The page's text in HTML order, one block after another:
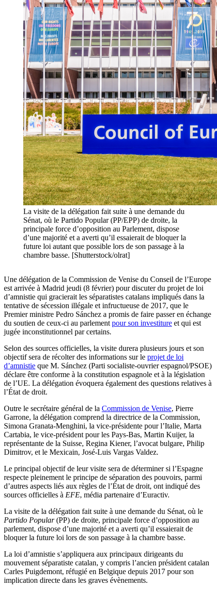
La visite de la délégation fait suite à une demande du
Sénat, où le Partido Popular (PP/EPP) de droite, la
principale force d’opposition au Parlement, dispose
d’une majorité et a averti qu’il essaierait de bloquer la
future loi autant que possible lors de son passage à la
chambre basse. [Shutterstock/olrat]
Une délégation de la Commission de Venise du Conseil de l’Europe
est arrivée à Madrid jeudi (8 février) pour discuter du projet de loi
d’amnistie qui gracierait les séparatistes catalans impliqués dans la
tentative de sécession illégale et infructueuse de 2017, que le
Premier ministre Pedro Sánchez a promis de faire passer en échange
du soutien de ceux-ci au parlement pour son investiture et qui est
jugée inconstitutionnel par certains.
Selon des sources officielles, la visite durera plusieurs jours et son
objectif sera de récolter des informations sur le projet de loi
d’amnistie que M. Sánchez (Parti socialiste-ouvrier espagnol/PSOE)
déclare être conforme à la constitution espagnole et à la législation
de l’UE. La délégation évoquera également des questions relatives à
l’État de droit.
Outre le secrétaire général de la Commission de Venise, Pierre
Garrone, la délégation comprend la directrice de la Commission,
Simona Granata-Menghini, la vice-présidente pour l’Italie, Marta
Cartabia, le vice-président pour les Pays-Bas, Martin Kuijer, la
représentante de la Suisse, Regina Kiener, l’avocat bulgare, Philip
Dimitrov, et le Mexicain, José-Luis Vargas Valdez.
Le principal objectif de leur visite sera de déterminer si l’Espagne
respecte pleinement le principe de séparation des pouvoirs, parmi
d’autres aspects liés aux règles de l’État de droit, ont indiqué des
sources officielles à EFE, média partenaire d’Euractiv.
La visite de la délégation fait suite à une demande du Sénat, où le
Partido Popular(PP) de droite, principale force d’opposition au
parlement, dispose d’une majorité et a averti qu’il essaierait de
bloquer la future loi lors de son passage à la chambre basse.
La loi d’amnistie s’appliquera aux principaux dirigeants du
mouvement séparatiste catalan, y compris l’ancien président catalan
Carles Puigdemont, réfugié en Belgique depuis 2017 pour son
implication directe dans les graves évènements.